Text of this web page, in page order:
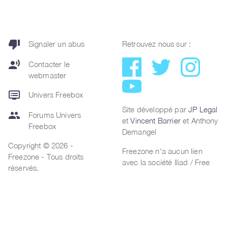
thumb_down Signaler un abus
record_voice_over
Contacter le
webmaster
dvr Univers Freebox
group
Forums Univers
Freebox
Copyright © 2026 -
Freezone - Tous droits
réservés.
Retrouvez nous sur :
Site développé parJP Legal
etVincent Barrieret Anthony
Demangel
Freezone n'a aucun lien
avec la société Iliad / Free